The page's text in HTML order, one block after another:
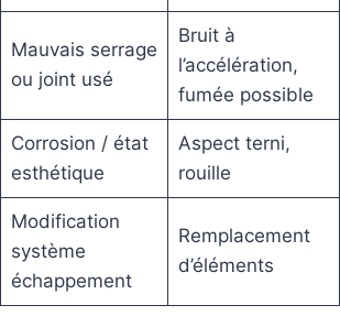
Mauvais serrage
ou joint usé
Bruit à
l’accélération,
fumée possible
Corrosion / état
esthétique
Aspect terni,
rouille
Modification
système
échappement
Remplacement
d’éléments